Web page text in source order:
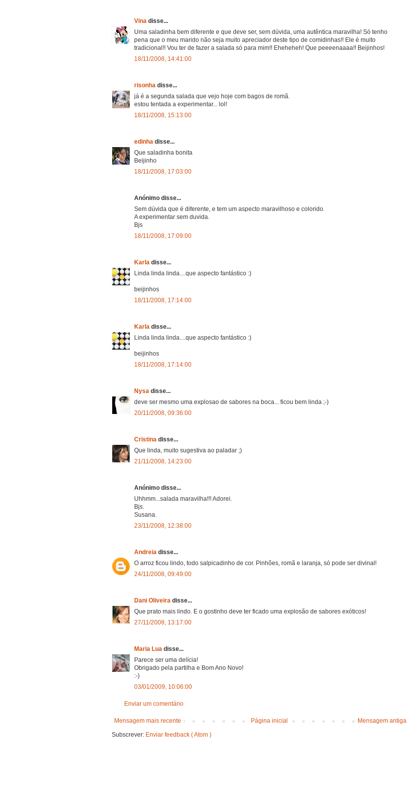
Vina disse...
Uma saladinha bem diferente e que deve ser, sem dúvida, uma autêntica maravilha! Só tenho
pena que o meu marido não seja muito apreciador deste tipo de comidinhas!! Ele é muito
tradicional!! Vou ter de fazer a salada só para mim!! Eheheheh! Que peeeenaaaa!! Beijinhos!
18/11/2008, 14:41:00
risonha disse...
já é a segunda salada que vejo hoje com bagos de romã.
estou tentada a experimentar... lol!
18/11/2008, 15:13:00
edinha disse...
Que saladinha bonita
Beijinho
18/11/2008, 17:03:00
Anónimo disse...
Sem dúvida que é diferente, e tem um aspecto maravilhoso e colorido.
A experimentar sem duvida.
Bjs
18/11/2008, 17:09:00
Karla disse...
Linda linda linda....que aspecto fantástico :)
beijinhos
18/11/2008, 17:14:00
Karla disse...
Linda linda linda....que aspecto fantástico :)
beijinhos
18/11/2008, 17:14:00
Nysa disse...
deve ser mesmo uma explosao de sabores na boca... ficou bem linda ;-)
20/11/2008, 09:36:00
Cristina disse...
Que linda, muito sugestiva ao paladar ;)
21/11/2008, 14:23:00
Anónimo disse...
Uhhmm...salada maravilha!!! Adorei.
Bjs.
Susana.
23/11/2008, 12:38:00
Andreia disse...
O arroz ficou lindo, todo salpicadinho de cor. Pinhões, romã e laranja, só pode ser divinal!
24/11/2008, 09:49:00
Dani Oliveira disse...
Que prato mais lindo. E o gostinho deve ter ficado uma explosão de sabores exóticos!
27/11/2008, 13:17:00
Maria Lua disse...
Parece ser uma delícia!
Obrigado pela partilha e Bom Ano Novo!
:-)
03/01/2009, 10:06:00
Enviar um comentário
Mensagem mais recente Mensagem antiga
Página inicial
Subscrever: Enviar feedback ( Atom )